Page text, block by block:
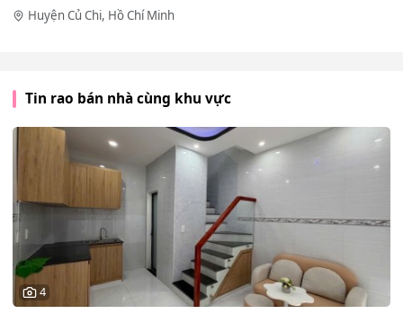
Huyện Củ Chi, Hồ Chí Minh
Tin rao bán nhà cùng khu vực
4